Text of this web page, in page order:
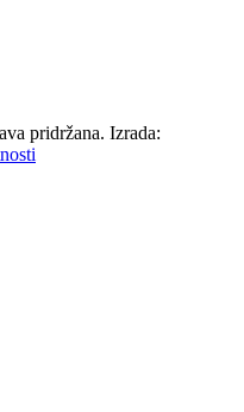
pridržana. Izrada: